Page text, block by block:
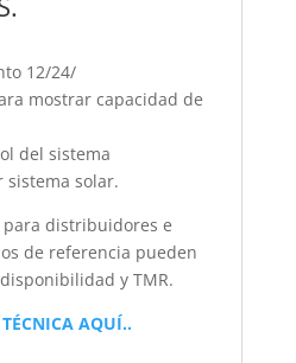
12/24/
mostrar capacidad de
del sistema
solar.
para distribuidores e
de referencia pueden
y TMR.
AQUÍ..